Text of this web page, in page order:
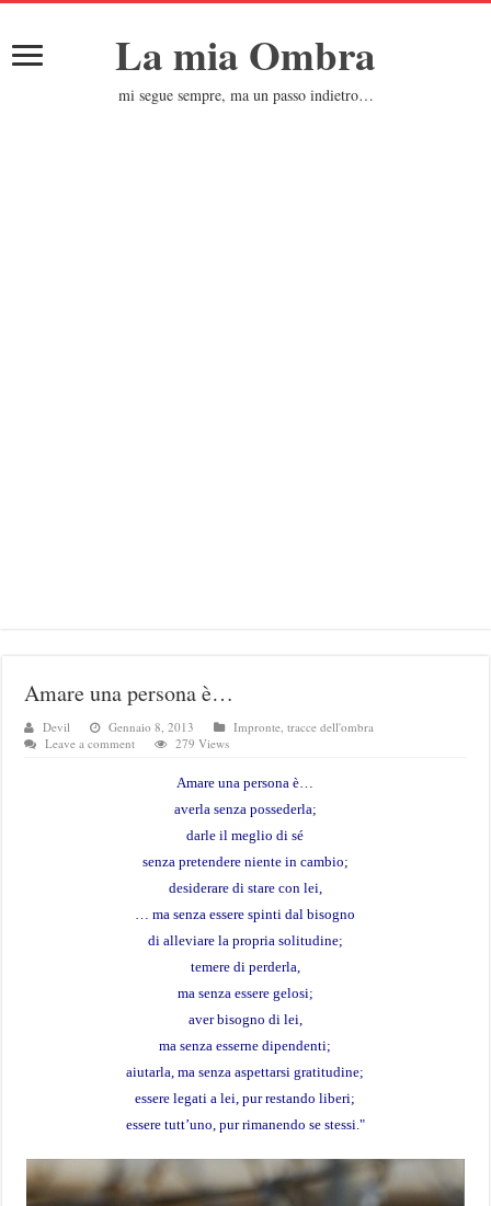
La mia Ombra
mi segue sempre, ma un passo indietro…
Amare una persona è…
Devil Gennaio 8, 2013
Impronte, tracce dell'ombra
Leave a comment
279 Views
Amare una persona è…
averla senza possederla;
darle il meglio di sé
senza pretendere niente in cambio;
desiderare di stare con lei,
… ma senza essere spinti dal bisogno
di alleviare la propria solitudine;
temere di perderla,
ma senza essere gelosi;
aver bisogno di lei,
ma senza esserne dipendenti;
aiutarla, ma senza aspettarsi gratitudine;
essere legati a lei, pur restando liberi;
essere tutt’uno, pur rimanendo se stessi."